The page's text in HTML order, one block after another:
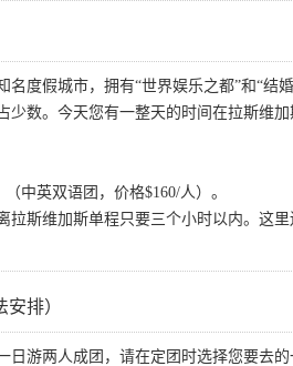
度假城市，拥有“世界娱乐之都”和“结
数。今天您有一整天的时间在拉斯维
（中英双语团，价格$160/人）。
斯维加斯单程只要三个小时以内。这
排）
游两人成团，请在定团时选择您要去的